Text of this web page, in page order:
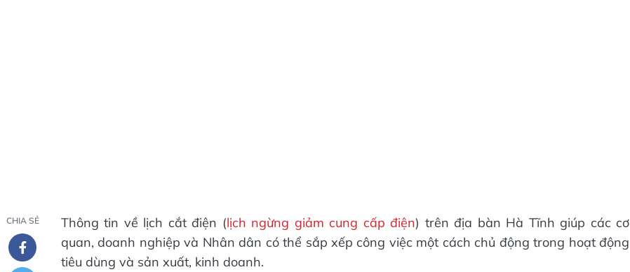
CHIA SẺ Thông tin về lịch cắt điện (lịch ngừng giảm cung cấp điện) trên địa bàn Hà Tĩnh giúp các cơ
quan, doanh nghiệp và Nhân dân có thể sắp xếp công việc một cách chủ động trong hoạt động
tiêu dùng và sản xuất, kinh doanh.